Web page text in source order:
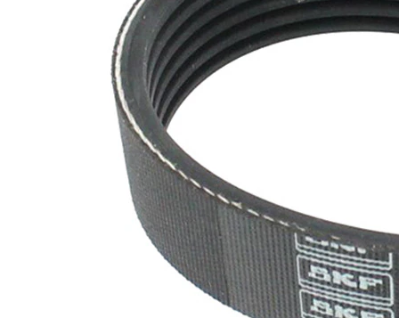
Materiál
řemene
EPDM
(Ethylen-
Propylen-
Dien-
Kautschuk)